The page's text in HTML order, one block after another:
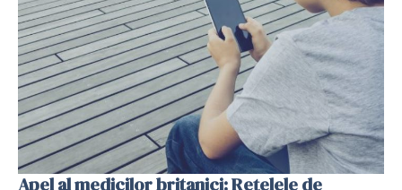
Apel al medicilor britanici: Reţelele de